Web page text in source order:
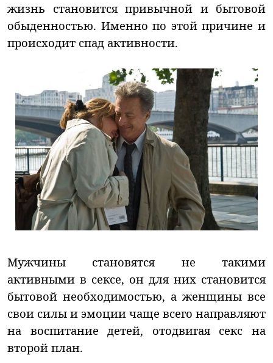
жизнь становится привычной и бытовой
обыденностью. Именно по этой причине и
происходит спад активности.
Мужчины становятся не такими
активными в сексе, он для них становится
бытовой необходимостью, а женщины все
свои силы и эмоции чаще всего направляют
на воспитание детей, отодвигая секс на
второй план.